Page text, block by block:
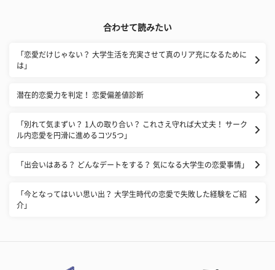
合わせて読みたい
「恋愛だけじゃない？ 大学生活を充実させて真のリア充になるために
は」
潜在的恋愛力を判定！ 恋愛偏差値診断
「別れて気まずい？ 1人の取り合い？ これさえ守れば大丈夫！ サーク
ル内恋愛を円滑に進めるコツ5つ」
「出会いはある？ どんなデートをする？ 気になる大学生の恋愛事情」
「今となってはいい思い出？ 大学生時代の恋愛で失敗した経験をご紹
介」